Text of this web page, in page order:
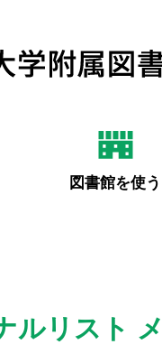
図書館を使う
ルリスト